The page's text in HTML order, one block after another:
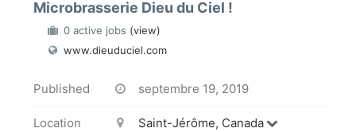
Microbrasserie Dieu du Ciel !
0 active jobs (view)
www.dieuduciel.com
Published septembre 19, 2019
Location Saint-Jérôme, Canada